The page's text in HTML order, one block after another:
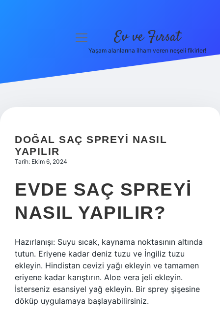
Hakkımızda
menüyü
Ev ve Fırsat
Yaşam alanlarına ilham veren neşeli fikirler!
DOĞAL SAÇ SPREYI NASIL
YAPILIR
Tarih: Ekim 6, 2024
EVDE SAÇ SPREYI
NASIL YAPILIR?
Hazırlanışı: Suyu sıcak, kaynama noktasının altında
tutun. Eriyene kadar deniz tuzu ve İngiliz tuzu
ekleyin. Hindistan cevizi yağı ekleyin ve tamamen
eriyene kadar karıştırın. Aloe vera jeli ekleyin.
İsterseniz esansiyel yağ ekleyin. Bir sprey şişesine
döküp uygulamaya başlayabilirsiniz.